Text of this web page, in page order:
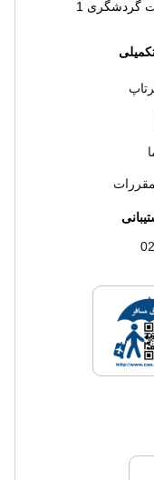
گردشگری 1
سفرتاپلایسنس های
های فروش سفرتاپ